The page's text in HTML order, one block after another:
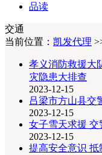
品读
交通
当前位置： 凯发代理
孝义消防救援大
灾隐患大排查
2023-12-15
吕梁市方山县交
2023-12-15
女子雪天求援 交
2023-12-15
提高安全意识 抵